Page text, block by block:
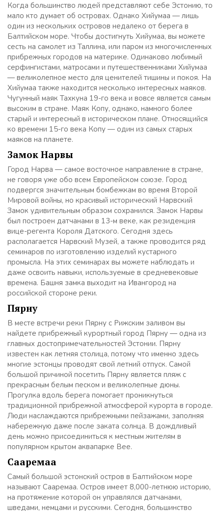
Когда большинство людей представляют себе Эстонию, то
мало кто думает об островах. Однако Хийумаа — лишь
один из нескольких островов недалеко от берега в
Балтийском море. Чтобы достигнуть Хийумаа, вы можете
сесть на самолет из Таллина, или паром из многочисленных
прибрежных городов на материке. Одинаково любимый
серфингистами, матросами и путешественниками Хийумаа
— великолепное место для ценителей тишины и покоя. На
Хийумаа также находится несколько интересных маяков.
Чугунный маяк Тахкуна 19-го века и вовсе является самым
высоким в стране. Маяк Копу, однако, намного более
старый и интересный в историческом плане. Относящийся
ко времени 15-го века Копу — один из самых старых
маяков на планете.
Замок Нарвы
Город Нарва — самое восточное направление в стране,
не говоря уже обо всем Европейском союзе. Город
подвергся значительным бомбежкам во время Второй
Мировой войны, но красивый исторический Нарвский
Замок удивительным образом сохранился. Замок Нарвы
был построен датчанами в 13-м веке, как резиденция
вице-регента Короля Датского. Сегодня здесь
располагается Нарвский Музей, а также проводится ряд
семинаров по изготовлению изделий кустарного
промысла. На этих семинарах вы можете наблюдать и
даже освоить навыки, используемые в средневековые
времена. Башня замка выходит на Ивангород на
российской стороне реки.
Пярну
В месте встречи реки Пярну с Рижским заливом вы
найдете прибрежный курортный город Пярну — одна из
главных достопримечательностей Эстонии. Пярну
известен как летняя столица, потому что именно здесь
многие эстонцы проводят свой летний отпуск. Самой
большой причиной посетить Пярну является пляж с
прекрасным белым песком и великолепные дюны.
Прогулка вдоль берега помогает проникнуться
традиционной прибрежной атмосферой курорта в городе.
Люди наслаждаются прибрежными пейзажами, заполняя
набережную даже после заката солнца. В дождливый
день можно присоединиться к местным жителям в
популярном крытом аквапарке Вее.
Сааремаа
Самый большой эстонский остров в Балтийском море
называют Сааремаа. Остров имеет 8,000-летнюю историю,
на протяжение которой он управлялся датчанами,
шведами, немцами и русскими. Сегодня, большинство